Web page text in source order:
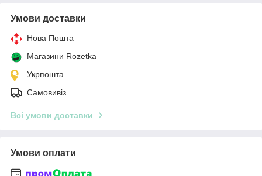
Умови доставки
Нова Пошта
Магазини Rozetka
Укрпошта
Самовивіз
Всі умови доставки
Умови оплати